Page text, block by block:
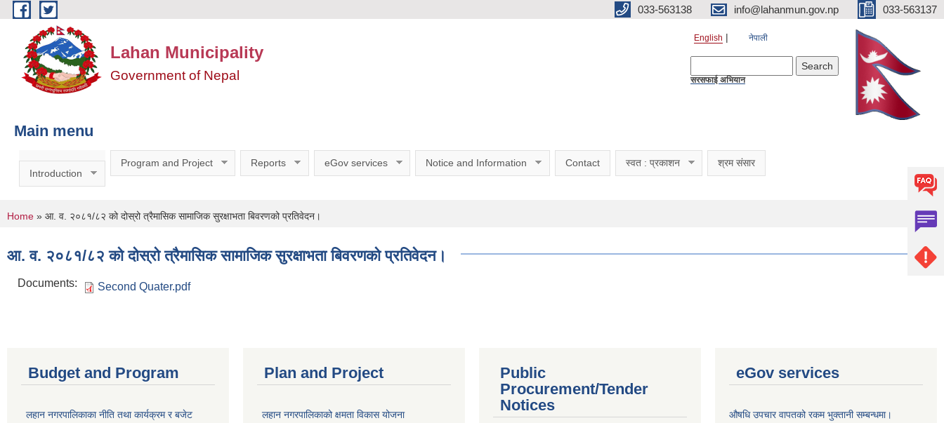
Skip to main content 033-563138 info@lahanmun.gov.np 033-563137
Lahan Municipality
Government of Nepal
English नेपाली
सरसफाई अभियान
Main menu
Introduction
Program and Project Reports eGov services Notice and Information Contact स्वत : प्रकाशन श्रम संसार
You are here
Home » आ. व. २०८१/८२ को दोस्रो त्रैमासिक सामाजिक सुरक्षाभता बिवरणको प्रतिवेदन।
आ. व. २०८१/८२ को दोस्रो त्रैमासिक सामाजिक सुरक्षाभता बिवरणको प्रतिवेदन।
Documents: Second Quater.pdf
Budget and Program
लहान नगरपालिकाका नीति तथा कार्यक्रम र बजेट
Plan and Project
लहान नगरपालिकाको क्षमता विकास योजना
Public
Procurement/Tender
Notices
eGov services
औषधि उपचार वापतको रकम भुक्तानी सम्बन्धमा।